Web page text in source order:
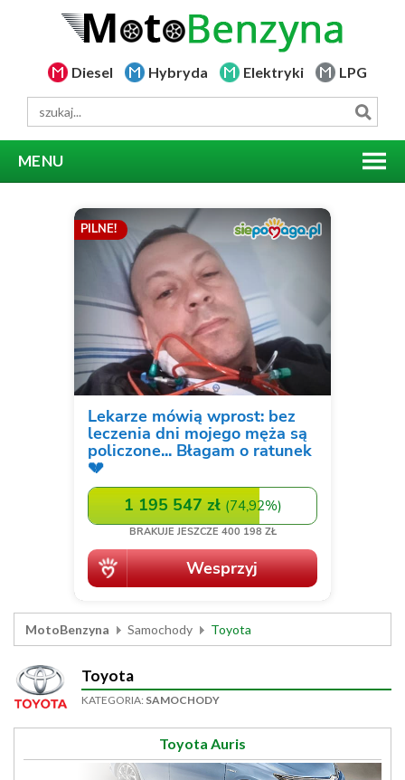
Diesel Hybryda Elektryki LPG
MENU
MotoBenzyna Samochody Toyota
Toyota
KATEGORIA: SAMOCHODY
Toyota Auris